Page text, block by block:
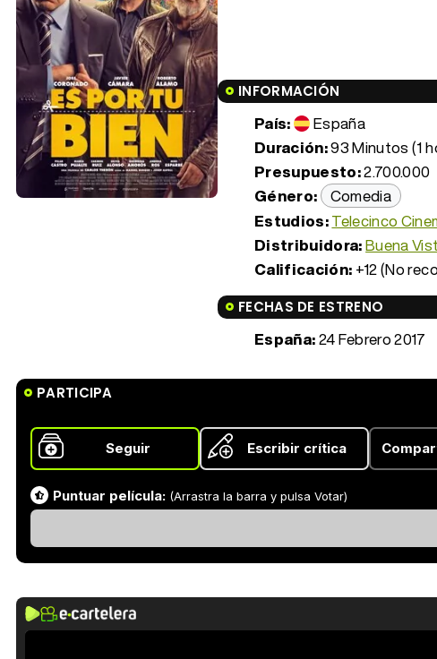
INFORMACIÓN
País:
España
Duración:93 Minutos (1
Presupuesto:2.700.000
Género: Comedia
Estudios:Telecinco
Distribuidora:Buena
Calificación: +12 (No
FECHAS DE ESTRENO
España:24 Febrero 2017
PARTICIPA
Seguir Escribir crítica
Puntuar película: (Arrastra la barra y pulsa Votar)